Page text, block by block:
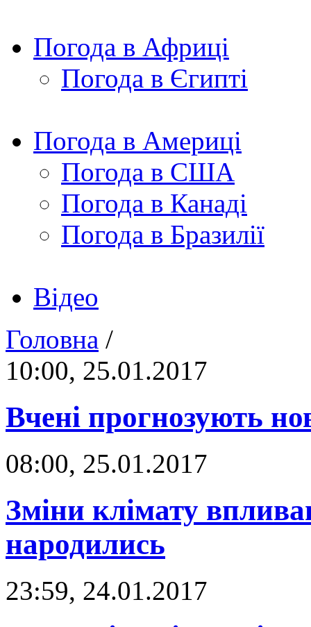
Погода в Африці
Погода в Єгипті
Погода в Америці
Погода в США
Погода в Канаді
Погода в Бразилії
Відео
Головна /
10:00, 25.01.2017
Вчені прогнозують
08:00, 25.01.2017
Зміни клімату
народились
23:59, 24.01.2017